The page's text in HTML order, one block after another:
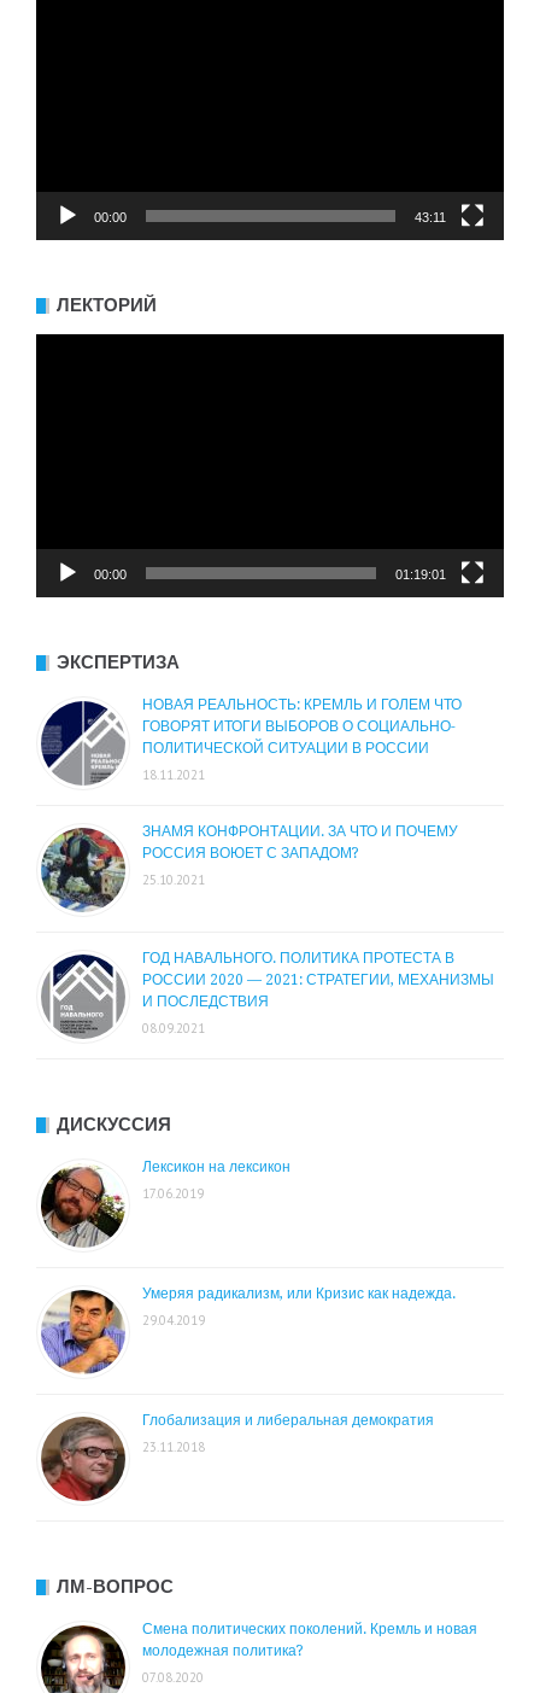
00:00 43:11
ЛЕКТОРИЙ
00:00 01:19:01
ЭКСПЕРТИЗА
НОВАЯ РЕАЛЬНОСТЬ: КРЕМЛЬ И ГОЛЕМ ЧТО
ГОВОРЯТ ИТОГИ ВЫБОРОВ О СОЦИАЛЬНО-
ПОЛИТИЧЕСКОЙ СИТУАЦИИ В РОССИИ
18.11.2021
ЗНАМЯ КОНФРОНТАЦИИ. ЗА ЧТО И ПОЧЕМУ
РОССИЯ ВОЮЕТ С ЗАПАДОМ?
25.10.2021
ГОД НАВАЛЬНОГО. ПОЛИТИКА ПРОТЕСТА В
РОССИИ 2020 — 2021: СТРАТЕГИИ, МЕХАНИЗМЫ
И ПОСЛЕДСТВИЯ
08.09.2021
ДИСКУССИЯ
Лексикон на лексикон
17.06.2019
Умеряя радикализм, или Кризис как надежда.
29.04.2019
Глобализация и либеральная демократия
23.11.2018
ЛМ-ВОПРОС
Смена политических поколений. Кремль и новая
молодежная политика?
07.08.2020